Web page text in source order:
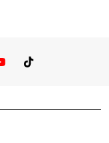
You TubeTikTok